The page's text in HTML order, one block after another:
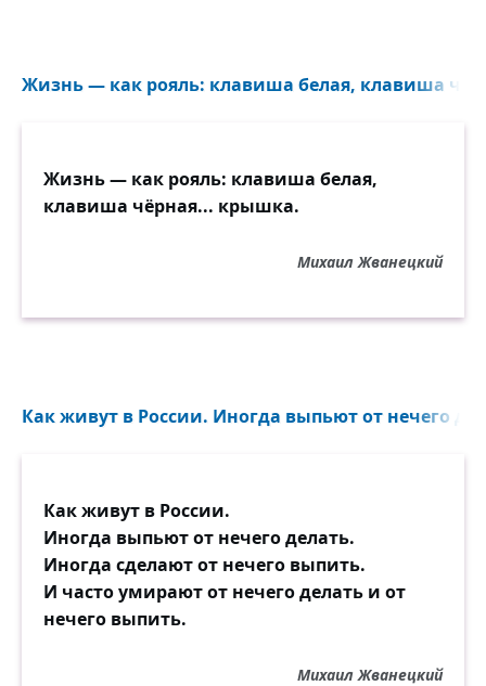
Жизнь — как рояль: клавиша белая, клавиша
Жизнь — как рояль: клавиша белая,
клавиша чёрная... крышка.
Михаил Жванецкий
Как живут в России. Иногда выпьют от нечего
Как живут в России.
Иногда выпьют от нечего делать.
Иногда сделают от нечего выпить.
И часто умирают от нечего делать и от
нечего выпить.
Михаил Жванецкий